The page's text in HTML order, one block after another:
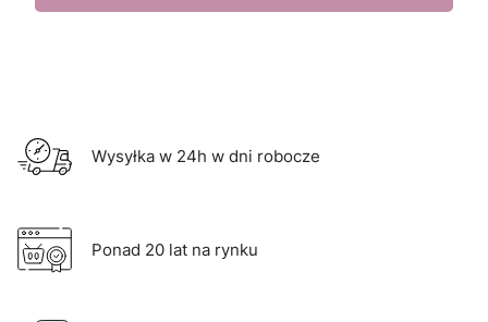
Wysyłka w 24h w dni robocze
Ponad 20 lat na rynku